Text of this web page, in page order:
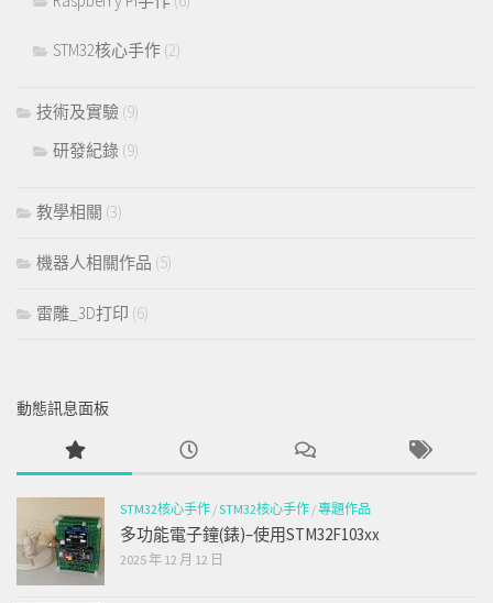
STM32核心手作 (2)
技術及實驗 (9)
研發紀錄 (9)
教學相關 (3)
機器人相關作品 (5)
雷雕_3D打印 (6)
動態訊息面板
STM32核心手作 /STM32核心手作 /專題作品
多功能電子鐘(錶)–使用STM32F103xx
2025 年 12 月 12 日